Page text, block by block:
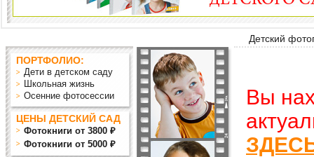
Детский
ПОРТФОЛИО:
Дети в детском саду
Школьная жизнь
Осенние фотосессии
ЦЕНЫ ДЕТСКИЙ САД
Фотокниги от 3800 ₽
Фотокниги от 5000 ₽
Вы